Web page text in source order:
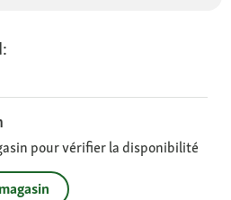
pour vérifier la disponibilité